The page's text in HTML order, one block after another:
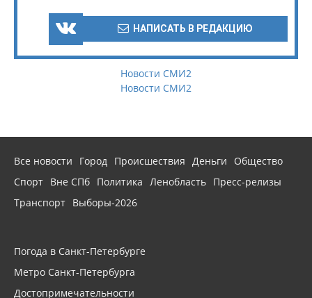
НАПИСАТЬ В РЕДАКЦИЮ
Новости СМИ2
Новости СМИ2
Все новости Город Происшествия Деньги
Общество
Спорт Вне СПб Политика Ленобласть Пресс-релизы
Транспорт Выборы-2026
Погода в Санкт-Петербурге
Метро Санкт-Петербурга
Достопримечательности